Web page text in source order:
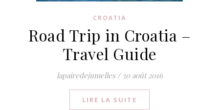
CROATIA
Road Trip in Croatia –
Travel Guide
lapairedejumelles / 30 août 2016
LIRE LA SUITE